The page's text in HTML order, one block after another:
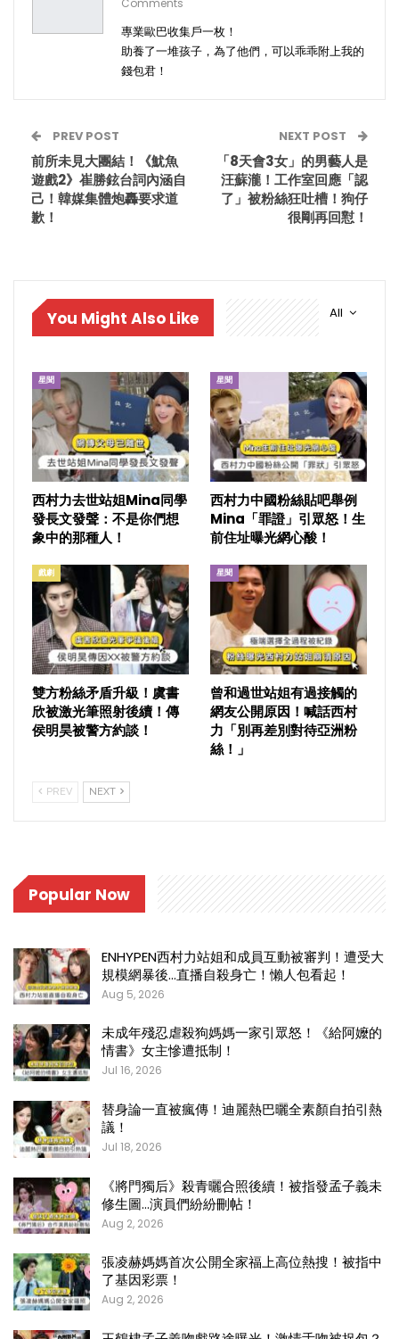
Comments
專業歐巴收集戶一枚！
助養了一堆孩子，為了他們，可以乖乖附上我的
錢包君！
PREV POST
前所未見大團結！《魷魚
遊戲2》崔勝鉉台詞內涵自
己！韓媒集體炮轟要求道
歉！
NEXT POST
「8天會3女」的男藝人是
汪蘇瀧！工作室回應「認
了」被粉絲狂吐槽！狗仔
很剛再回懟！
All
You Might Also Like
星聞
西村力去世站姐Mina同學
發長文發聲：不是你們想
象中的那種人！
星聞
西村力中國粉絲貼吧舉例
Mina「罪證」引眾怒！生
前住址曝光網心酸！
戲劇
雙方粉絲矛盾升級！虞書
欣被激光筆照射後續！傳
侯明昊被警方約談！
星聞
曾和過世站姐有過接觸的
網友公開原因！喊話西村
力「別再差別對待亞洲粉
絲！」
PREV NEXT
Popular Now
ENHYPEN西村力站姐和成員互動被審判！遭受大
規模網暴後…直播自殺身亡！懶人包看起！
Aug 5, 2026
未成年殘忍虐殺狗媽媽一家引眾怒！《給阿嬤的
情書》女主慘遭抵制！
Jul 16, 2026
替身論一直被瘋傳！迪麗熱巴曬全素顏自拍引熱
議！
Jul 18, 2026
《將門獨后》殺青曬合照後續！被指發孟子義未
修生圖…演員們紛紛刪帖！
Aug 2, 2026
張凌赫媽媽首次公開全家福上高位熱搜！被指中
了基因彩票！
Aug 2, 2026